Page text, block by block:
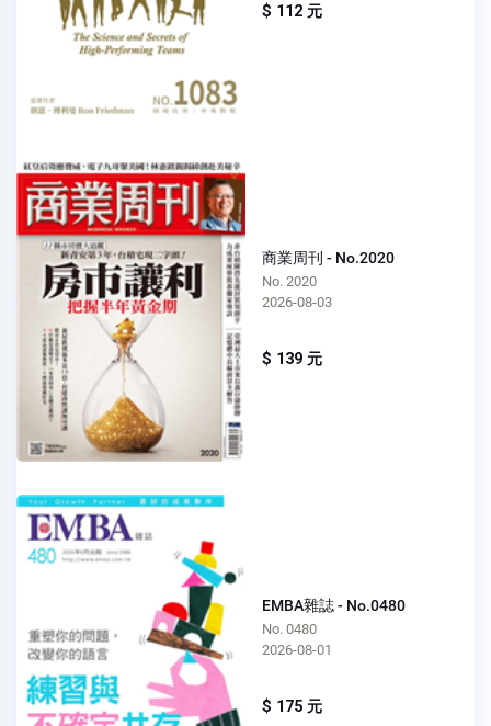
$ 112 元
商業周刊 - No.2020
No. 2020
2026-08-03
$ 139 元
EMBA雜誌 - No.0480
No. 0480
2026-08-01
$ 175 元